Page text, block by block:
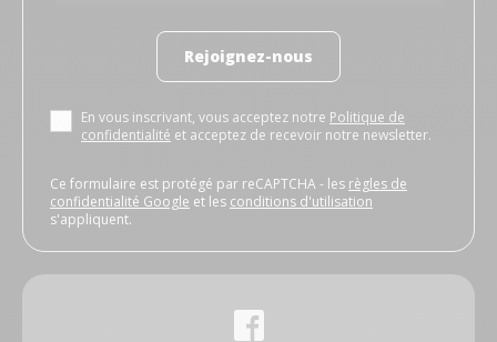
Rejoignez-nous
En vous inscrivant, vous acceptez notre Politique de
confidentialité et acceptez de recevoir notre newsletter.
Ce formulaire est protégé par reCAPTCHA - les règles de
confidentialité Google et les conditions d'utilisation
s'appliquent.